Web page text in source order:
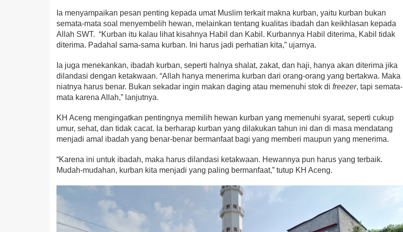
Ia menyampaikan pesan penting kepada umat Muslim terkait makna kurban, yaitu kurban bukan
semata-mata soal menyembelih hewan, melainkan tentang kualitas ibadah dan keikhlasan kepada
Allah SWT. “Kurban itu kalau lihat kisahnya Habil dan Kabil. Kurbannya Habil diterima, Kabil tidak
diterima. Padahal sama-sama kurban. Ini harus jadi perhatian kita,” ujarnya.
Ia juga menekankan, ibadah kurban, seperti halnya shalat, zakat, dan haji, hanya akan diterima jika
dilandasi dengan ketakwaan. “Allah hanya menerima kurban dari orang-orang yang bertakwa. Maka
niatnya harus benar. Bukan sekadar ingin makan daging atau memenuhi stok di freezer, tapi semata-
mata karena Allah,” lanjutnya.
KH Aceng mengingatkan pentingnya memilih hewan kurban yang memenuhi syarat, seperti cukup
umur, sehat, dan tidak cacat. Ia berharap kurban yang dilakukan tahun ini dan di masa mendatang
menjadi amal ibadah yang benar-benar bermanfaat bagi yang memberi maupun yang menerima.
“Karena ini untuk ibadah, maka harus dilandasi ketakwaan. Hewannya pun harus yang terbaik.
Mudah-mudahan, kurban kita menjadi yang paling bermanfaat,” tutup KH Aceng.